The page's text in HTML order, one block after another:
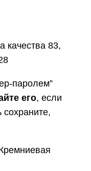
качества 83,
паролем”
его, если
сохраните,